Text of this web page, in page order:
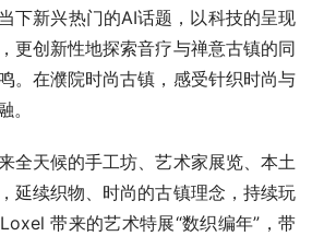
下新兴热门的AI话题，以科技的呈现
更创新性地探索音疗与禅意古镇的同
。在濮院时尚古镇，感受针织时尚与
。
全天候的手工坊、艺术家展览、本土
延续织物、时尚的古镇理念，持续玩
带来的艺术特展“数织编年”，带